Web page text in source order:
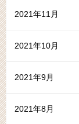
2021年11月
2021年10月
2021年9月
2021年8月